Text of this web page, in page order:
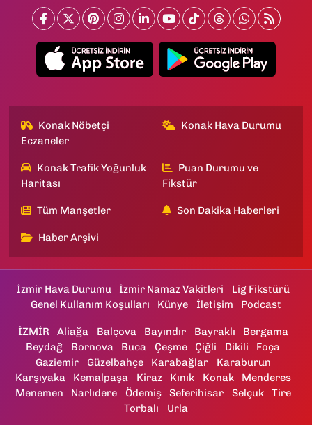
Konak Nöbetçi
Eczaneler
Konak Hava Durumu
Konak Trafik Yoğunluk
Haritası
Puan Durumu ve
Fikstür
Tüm Manşetler Son Dakika Haberleri
Haber Arşivi
İzmir Hava Durumu İzmir Namaz Vakitleri
Lig Fikstürü
Genel Kullanım Koşulları
Künye İletişim Podcast
İZMİR Aliağa Balçova Bayındır Bayraklı
Bergama
Beydağ
Bornova Buca Çeşme Çiğli Dikili
Foça
Gaziemir
Güzelbahçe Karabağlar
Karaburun
Karşıyaka
Kemalpaşa Kiraz Kınık Konak
Menderes
Menemen
Narlıdere Ödemiş Seferihisar Selçuk
Tire
Torbalı
Urla